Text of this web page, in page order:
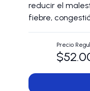
reducir el
fiebre,
Precio